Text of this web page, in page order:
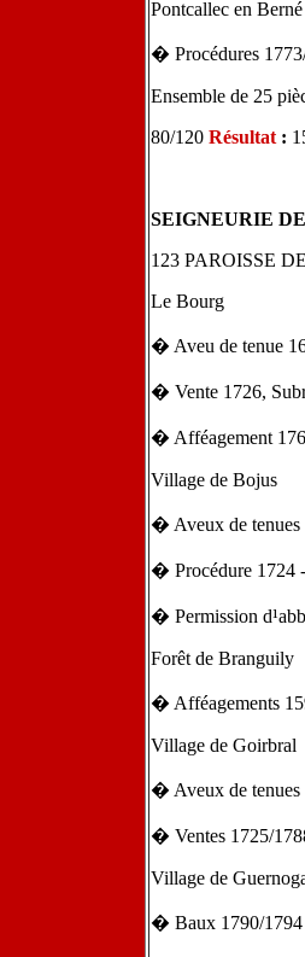
Pontcallec en Berné
� Procédures
Ensemble de 25
80/120 Résultat :
SEIGNEURIE
123 PAROISSE
Le Bourg
� Aveu de tenue
� Vente 1726,
� Afféagement
Village de Bojus
� Aveux de tenues
� Procédure 1724
� Permission
Forêt de Branguily
� Afféagements
Village de Goirbral
� Aveux de tenues
� Ventes 1725/
Village de
� Baux 1790/1794